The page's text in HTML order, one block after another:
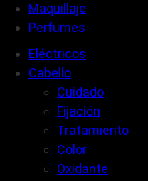
Maquillaje
Perfumes
Eléctricos
Cabello
Cuidado
Fijación
Tratamiento
Color
Oxidante